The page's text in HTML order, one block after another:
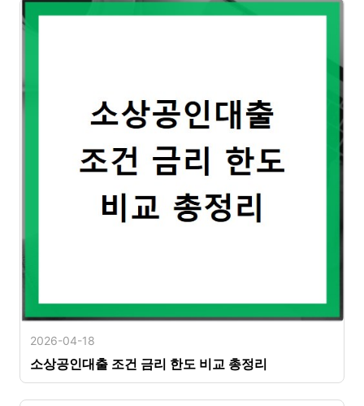
2026-04-18
소상공인대출 조건 금리 한도 비교 총정리